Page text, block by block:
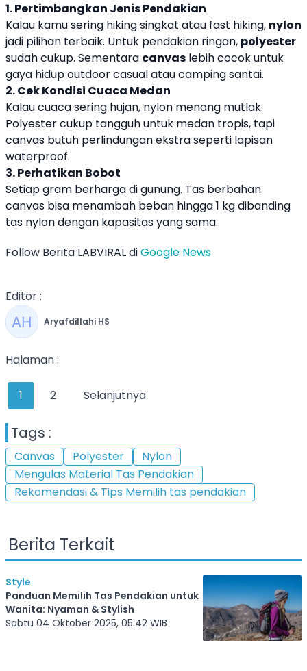
1. Pertimbangkan Jenis Pendakian
Kalau kamu sering hiking singkat atau fast hiking, nylon
jadi pilihan terbaik. Untuk pendakian ringan, polyester
sudah cukup. Sementara canvas lebih cocok untuk
gaya hidup outdoor casual atau camping santai.
2. Cek Kondisi Cuaca Medan
Kalau cuaca sering hujan, nylon menang mutlak.
Polyester cukup tangguh untuk medan tropis, tapi
canvas butuh perlindungan ekstra seperti lapisan
waterproof.
3. Perhatikan Bobot
Setiap gram berharga di gunung. Tas berbahan
canvas bisa menambah beban hingga 1 kg dibanding
tas nylon dengan kapasitas yang sama.
Follow Berita LABVIRAL diGoogle News
Editor :
Aryafdillahi HS
Halaman :
1 2 Selanjutnya
Tags :
Canvas Polyester
Nylon
Mengulas Material Tas Pendakian
Rekomendasi & Tips Memilih tas pendakian
Berita Terkait
Style
Panduan Memilih Tas Pendakian untuk
Wanita: Nyaman & Stylish
Sabtu 04 Oktober 2025, 05:42 WIB